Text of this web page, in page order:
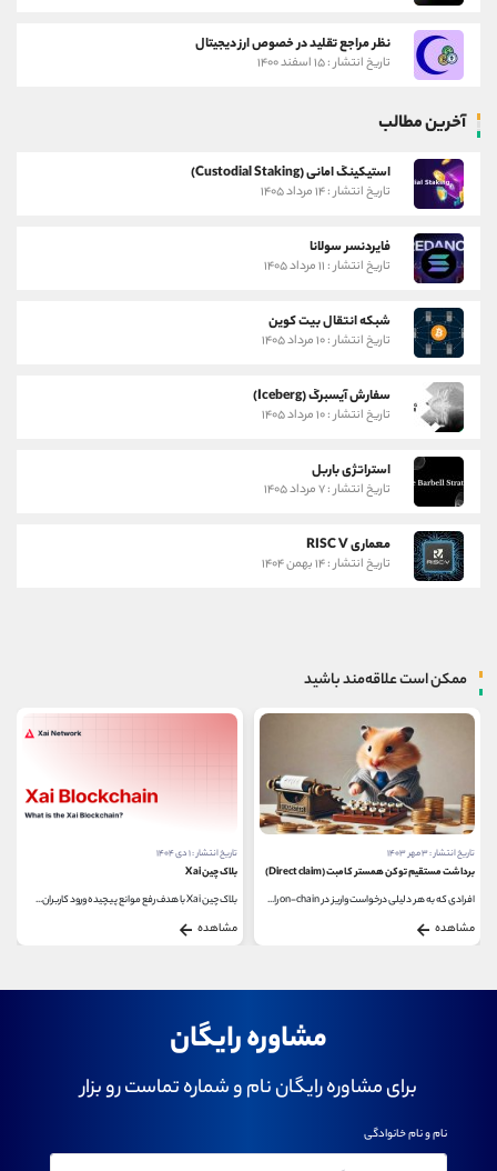
نظر مراجع تقلید در خصوص ارز دیجیتال
تاریخ انتشار : ۱۵ اسفند ۱۴۰۰
آخرین مطالب
استیکینگ امانی (Custodial Staking)
تاریخ انتشار : ۱۴ مرداد ۱۴۰۵
فایردنسر سولانا
تاریخ انتشار : ۱۱ مرداد ۱۴۰۵
شبکه انتقال بیت کوین
تاریخ انتشار : ۱۰ مرداد ۱۴۰۵
سفارش آیسبرگ (Iceberg)
تاریخ انتشار : ۱۰ مرداد ۱۴۰۵
استراتژی باربل
تاریخ انتشار : ۷ مرداد ۱۴۰۵
معماری RISC V
تاریخ انتشار : ۱۴ بهمن ۱۴۰۴
ممکن است علاقه‌مند باشید
تاریخ انتشار : ۳ مهر ۱۴۰۳
برداشت مستقیم توکن همستر کامبت (Direct claim)
افرادی که به هر دلیلی درخواست واریز در on-chain را...
مشاهده
تاریخ انتشار : ۱ دی ۱۴۰۴
بلاک چین Xai
بلاک چین Xai با هدف رفع موانع پیچیده ورود کاربران...
مشاهده
مشاوره رایگان
برای مشاوره رایگان نام و شماره تماست رو بزار
نام و نام خانوادگی